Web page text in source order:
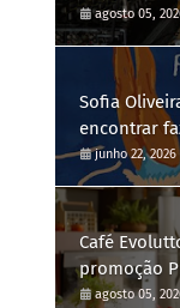
diferentes
agosto 05,
Sofia
encontrar
junho 22, 2026
Café
promoção
agosto 05,